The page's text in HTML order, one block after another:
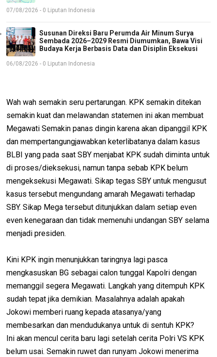
07/08/2026 - 0 Liputan Indonesia
Susunan Direksi Baru Perumda Air Minum Surya
Sembada 2026–2029 Resmi Diumumkan, Bawa Visi
Budaya Kerja Berbasis Data dan Disiplin Eksekusi
06/08/2026 - 0 Liputan Indonesia
Wah wah semakin seru pertarungan. KPK semakin ditekan
semakin kuat dan melawandan statemen ini akan membuat
Megawati Semakin panas dingin karena akan dipanggil KPK
dan mempertangungjawabkan keterlibatanya dalam kasus
BLBI yang pada saat SBY menjabat KPK sudah diminta untuk
di proses/dieksekusi, namun tanpa sebab KPK belum
mengeksekusi Megawati. Sikap tegas SBY untuk mengusut
kasus tersebut mengundang amarah Megawati terhadap
SBY. Sikap Mega tersebut ditunjukkan dalam setiap even
even kenegaraan dan tidak memenuhi undangan SBY selama
menjadi presiden.
Kini KPK ingin menunjukkan taringnya lagi pasca
mengkasuskan BG sebagai calon tunggal Kapolri dengan
memanggil segera Megawati. Langkah yang ditempuh KPK
sudah tepat jika demikian. Masalahnya adalah apakah
Jokowi memberi ruang kepada atasanya/yang
membesarkan dan mendudukanya untuk di sentuh KPK?
Ini akan mencul cerita baru lagi setelah cerita Polri VS KPK
belum usai. Semakin ruwet dan runyam Jokowi menerima